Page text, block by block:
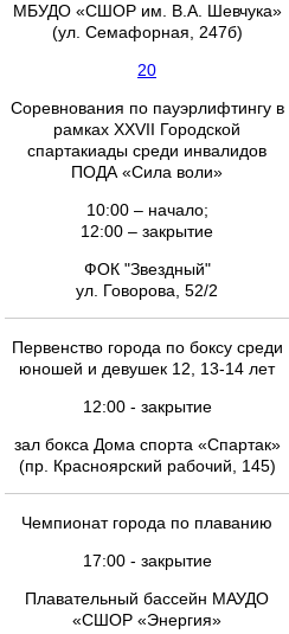
МБУДО «СШОР им. В.А. Шевчука»
(ул. Семафорная, 247б)
20
Соревнования по пауэрлифтингу в
рамках XXVII Городской
спартакиады среди инвалидов
ПОДА «Сила воли»
10:00 – начало;
12:00 – закрытие
ФОК "Звездный"
ул. Говорова, 52/2
Первенство города по боксу среди
юношей и девушек 12, 13-14 лет
12:00 - закрытие
зал бокса Дома спорта «Спартак»
(пр. Красноярский рабочий, 145)
Чемпионат города по плаванию
17:00 - закрытие
Плавательный бассейн МАУДО
«СШОР «Энергия»